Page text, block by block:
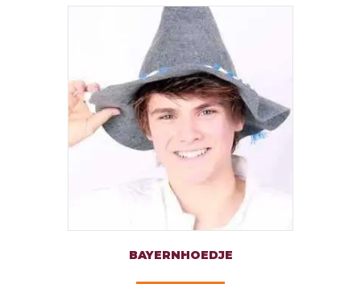
BAYERNHOEDJE